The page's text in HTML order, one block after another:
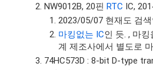
NW9012B, 20핀RTC IC,
2023/05/07 현재도 검색
마킹없는 IC인 듯. , 마
계 제조사에서 별도로
74HC573D : 8-bit D-type